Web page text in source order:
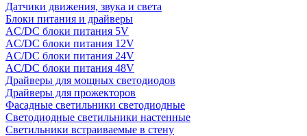
Датчики движения, звука и света
Блоки питания и драйверы
AC/DC блоки питания 5V
AC/DC блоки питания 12V
AC/DC блоки питания 24V
AC/DC блоки питания 48V
Драйверы для мощных светодиодов
Драйверы для прожекторов
Фасадные светильники светодиодные
Светодиодные светильники настенные
Светильники встраиваемые в стену